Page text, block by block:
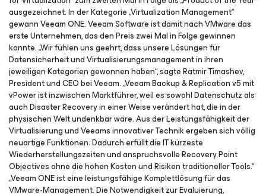
ausgezeichnet. In der Kategorie „Virtualization Management“
gewann Veeam ONE. Veeam Software ist damit nach VMware das
erste Unternehmen, das den Preis zwei Mal in Folge gewinnen
konnte. „Wir fühlen uns geehrt, dass unsere Lösungen für
Datensicherheit und Virtualisierungsmanagement in ihren
jeweiligen Kategorien gewonnen haben“, sagte Ratmir Timashev,
President und CEO bei Veeam. „Veeam Backup & Replication v5 mit
vPower ist inzwischen Marktführer, weil es sowohl Datenschutz als
auch Disaster Recovery in einer Weise verändert hat, die in der
physischen Welt undenkbar wäre. Aus der Leistungsfähigkeit der
Virtualisierung und Veeams innovativer Technik ergeben sich völlig
neuartige Funktionen. Dadurch erfüllt die IT kürzeste
Wiederherstellungszeiten und anspruchsvolle Recovery Point
Objectives ohne die hohen Kosten und Risiken traditioneller Tools.“
„Veeam ONE ist eine leistungsfähige Komplettlösung für das
VMware-Management. Die Notwendigkeit zur Evaluierung,